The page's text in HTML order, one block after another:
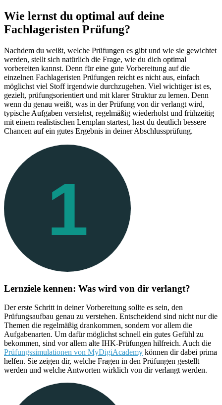
Wie lernst du optimal auf deine
Fachlageristen Prüfung?
Nachdem du weißt, welche Prüfungen es gibt und wie sie gewichtet
werden, stellt sich natürlich die Frage, wie du dich optimal
vorbereiten kannst. Denn für eine gute Vorbereitung auf die
einzelnen Fachlageristen Prüfungen reicht es nicht aus, einfach
möglichst viel Stoff irgendwie durchzugehen. Viel wichtiger ist es,
gezielt, prüfungsorientiert und mit klarer Struktur zu lernen. Denn
wenn du genau weißt, was in der Prüfung von dir verlangt wird,
typische Aufgaben verstehst, regelmäßig wiederholst und frühzeitig
mit einem realistischen Lernplan startest, hast du deutlich bessere
Chancen auf ein gutes Ergebnis in deiner Abschlussprüfung.
1
Lernziele kennen: Was wird von dir verlangt?
Der erste Schritt in deiner Vorbereitung sollte es sein, den
Prüfungsaufbau genau zu verstehen. Entscheidend sind nicht nur die
Themen die regelmäßig drankommen, sondern vor allem die
Aufgabenarten. Um dafür möglichst schnell ein gutes Gefühl zu
bekommen, sind vor allem alte IHK-Prüfungen hilfreich. Auch die
Prüfungssimulationen von MyDigiAcademy können dir dabei prima
helfen. Sie zeigen dir, welche Fragen in den Prüfungen gestellt
werden und welche Antworten wirklich von dir verlangt werden.